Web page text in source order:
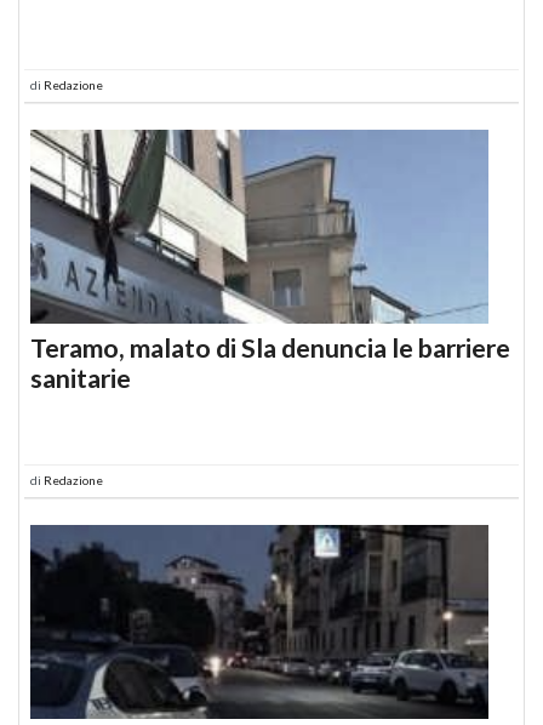
di Redazione
Teramo, malato di Sla denuncia le barriere
sanitarie
di Redazione